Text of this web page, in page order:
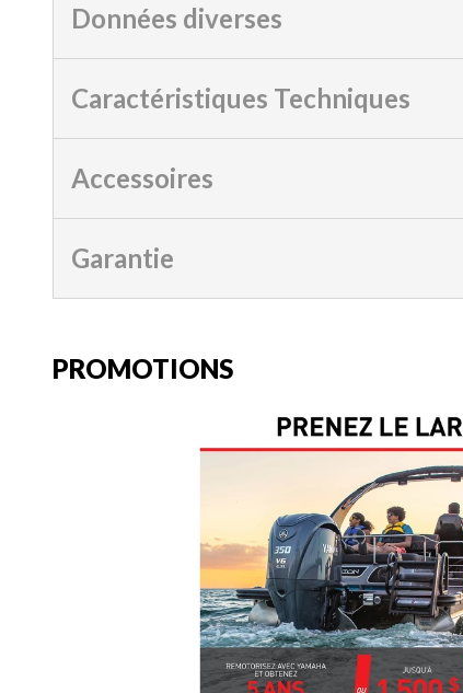
Données diverses
Caractéristiques Techniques
Accessoires
Garantie
PROMOTIONS